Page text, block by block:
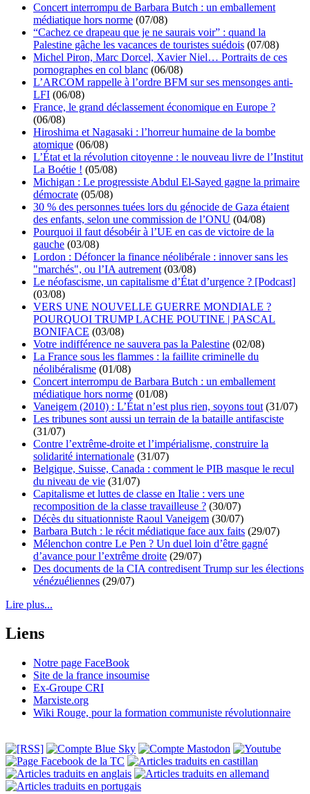
Concert interrompu de Barbara Butch : un emballement
médiatique hors norme (07/08)
“Cachez ce drapeau que je ne saurais voir” : quand la
Palestine gâche les vacances de touristes suédois (07/08)
Michel Piron, Marc Dorcel, Xavier Niel… Portraits de ces
pornographes en col blanc (06/08)
L’ARCOM rappelle à l’ordre BFM sur ses mensonges anti-
LFI (06/08)
France, le grand déclassement économique en Europe ?
(06/08)
Hiroshima et Nagasaki : l’horreur humaine de la bombe
atomique (06/08)
L’État et la révolution citoyenne : le nouveau livre de l’Institut
La Boétie ! (05/08)
Michigan : Le progressiste Abdul El-Sayed gagne la primaire
démocrate (05/08)
30 % des personnes tuées lors du génocide de Gaza étaient
des enfants, selon une commission de l’ONU (04/08)
Pourquoi il faut désobéir à l’UE en cas de victoire de la
gauche (03/08)
Lordon : Défoncer la finance néolibérale : innover sans les
"marchés", ou l’IA autrement (03/08)
Le néofascisme, un capitalisme d’État d’urgence ? [Podcast]
(03/08)
VERS UNE NOUVELLE GUERRE MONDIALE ?
POURQUOI TRUMP LACHE POUTINE | PASCAL
BONIFACE (03/08)
Votre indifférence ne sauvera pas la Palestine (02/08)
La France sous les flammes : la faillite criminelle du
néolibéralisme (01/08)
Concert interrompu de Barbara Butch : un emballement
médiatique hors norme (01/08)
Vaneigem (2010) : L’État n’est plus rien, soyons tout (31/07)
Les tribunes sont aussi un terrain de la bataille antifasciste
(31/07)
Contre l’extrême-droite et l’impérialisme, construire la
solidarité internationale (31/07)
Belgique, Suisse, Canada : comment le PIB masque le recul
du niveau de vie (31/07)
Capitalisme et luttes de classe en Italie : vers une
recomposition de la classe travailleuse ? (30/07)
Décès du situationniste Raoul Vaneigem (30/07)
Barbara Butch : le récit médiatique face aux faits (29/07)
Mélenchon contre Le Pen ? Un duel loin d’être gagné
d’avance pour l’extrême droite (29/07)
Des documents de la CIA contredisent Trump sur les élections
vénézuéliennes (29/07)
Lire plus...
Liens
Notre page FaceBook
Site de la france insoumise
Ex-Groupe CRI
Marxiste.org
Wiki Rouge, pour la formation communiste révolutionnaire